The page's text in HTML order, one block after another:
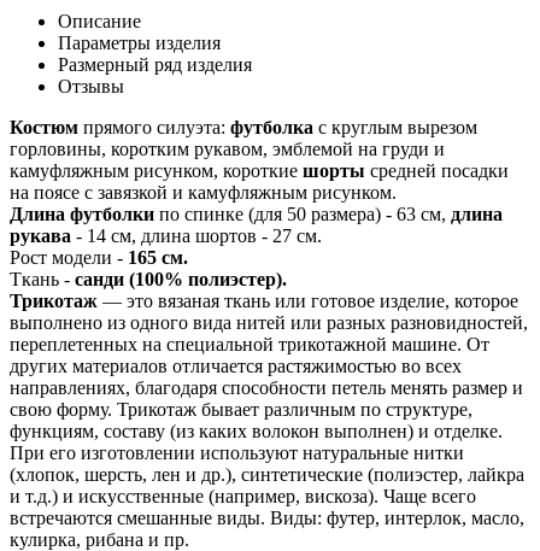
Описание
Параметры изделия
Размерный ряд изделия
Отзывы
Костюм прямого силуэта: футболка с круглым вырезом
горловины, коротким рукавом, эмблемой на груди и
камуфляжным рисунком, короткие шорты средней посадки
на поясе с завязкой и камуфляжным рисунком.
Длина футболки по спинке (для 50 размера) - 63 см, длина
рукава - 14 см, длина шортов - 27 см.
Рост модели - 165 см.
Ткань - санди (100% полиэстер).
Трикотаж — это вязаная ткань или готовое изделие, которое
выполнено из одного вида нитей или разных разновидностей,
переплетенных на специальной трикотажной машине. От
других материалов отличается растяжимостью во всех
направлениях, благодаря способности петель менять размер и
свою форму. Трикотаж бывает различным по структуре,
функциям, составу (из каких волокон выполнен) и отделке.
При его изготовлении используют натуральные нитки
(хлопок, шерсть, лен и др.), синтетические (полиэстер, лайкра
и т.д.) и искусственные (например, вискоза). Чаще всего
встречаются смешанные виды. Виды: футер, интерлок, масло,
кулирка, рибана и пр.